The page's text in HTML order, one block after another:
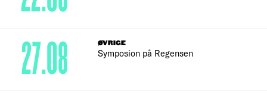
ØVRIGE
Symposion på Regensen
27.08